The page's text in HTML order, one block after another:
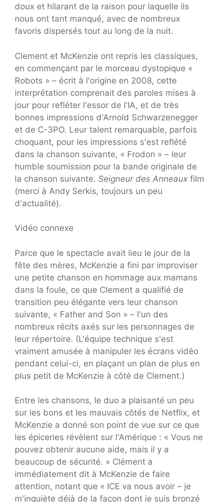
doux et hilarant de la raison pour laquelle ils
nous ont tant manqué, avec de nombreux
favoris dispersés tout au long de la nuit.
Clement et McKenzie ont repris les classiques,
en commençant par le morceau dystopique «
Robots » – écrit à l'origine en 2008, cette
interprétation comprenait des paroles mises à
jour pour refléter l'essor de l'IA, et de très
bonnes impressions d'Arnold Schwarzenegger
et de C-3PO. Leur talent remarquable, parfois
choquant, pour les impressions s'est reflété
dans la chanson suivante, « Frodon » – leur
humble soumission pour la bande originale de
la chanson suivante. Seigneur des Anneaux film
(merci à Andy Serkis, toujours un peu
d'actualité).
Vidéo connexe
Parce que le spectacle avait lieu le jour de la
fête des mères, McKenzie a fini par improviser
une petite chanson en hommage aux mamans
dans la foule, ce que Clement a qualifié de
transition peu élégante vers leur chanson
suivante, « Father and Son » – l'un des
nombreux récits axés sur les personnages de
leur répertoire. (L'équipe technique s'est
vraiment amusée à manipuler les écrans vidéo
pendant celui-ci, en plaçant un plan de plus en
plus petit de McKenzie à côté de Clement.)
Entre les chansons, le duo a plaisanté un peu
sur les bons et les mauvais côtés de Netflix, et
McKenzie a donné son point de vue sur ce que
les épiceries révèlent sur l'Amérique : « Vous ne
pouvez obtenir aucune aide, mais il y a
beaucoup de sécurité. » Clément a
immédiatement dit à McKenzie de faire
attention, notant que « ICE va nous avoir – je
m'inquiète déjà de la façon dont je suis bronzé